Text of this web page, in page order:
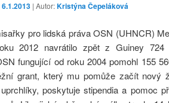
6.1.2013 | Autor:Kristýna Čepeláková
pro lidská práva OSN (UHNCR)
2012 navrátilo zpět z Guiney 724
fungující od roku 2004 pomohl 155
grant, který mu pomůže začít nový
poskytuje stipendia a pomoc